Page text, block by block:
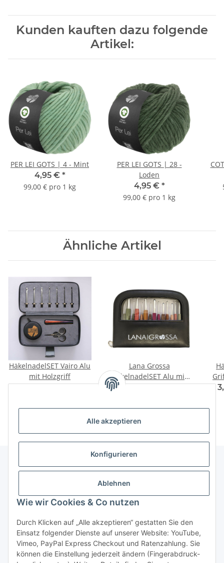
Alle akzeptieren
Konfigurieren
Ablehnen
Wie wir Cookies & Co nutzen
Durch Klicken auf „Alle akzeptieren“ gestatten Sie den
Einsatz folgender Dienste auf unserer Website: YouTube,
Vimeo, PayPal Express Checkout und Ratenzahlung. Sie
können die Einstellung jederzeit ändern (Fingerabdruck-
Kunden kauften dazu folgende
Artikel:
PER LEI GOTS | 4 - Mint
4,95 € *
99,00 € pro 1 kg
PER LEI GOTS | 28 -
Loden
4,95 € *
99,00 € pro 1 kg
Ähnliche Artikel
HäkelnadelSET Vairo Alu
mit Holzgriff
49,95 €*
Lana Grossa
HäkelnadelSET Alu mit
Holzgriff Design-Holz
64,90 €*
von
Gesetzliche Informationen